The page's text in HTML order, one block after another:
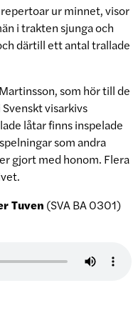
ur minnet, visor
i trakten sjunga och
därtill ett antal trallade
som hör till de
visarkivs
låtar finns inspelade
som andra
gjort med honom. Flera
Tuven (SVA BA 0301)